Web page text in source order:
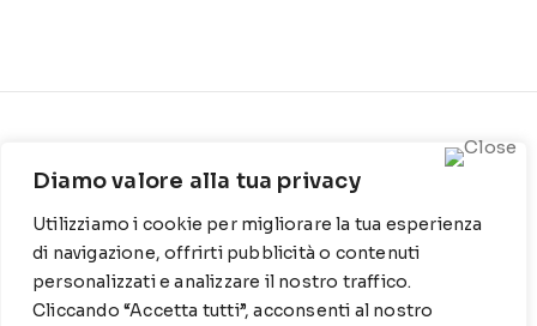
Diamo valore alla tua privacy
Utilizziamo i cookie per migliorare la tua esperienza
di navigazione, offrirti pubblicità o contenuti
personalizzati e analizzare il nostro traffico.
Cliccando “Accetta tutti”, acconsenti al nostro
Contrada Locosantissimo
1316 - 70044 Polignano a
T: 080 917 78 89
Chi siamo
Cookie Policy